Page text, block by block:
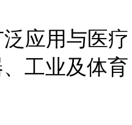
应用与医疗
工业及体育